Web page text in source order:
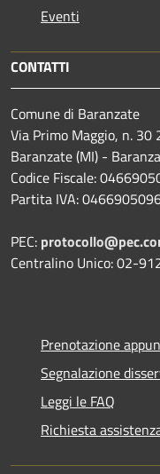
Eventi
CONTATTI
Comune di Baranzate
Via Primo Maggio, n.
Baranzate (MI) -
Codice Fiscale:
Partita IVA:
PEC:
Centralino Unico: 02-
Prenotazione
Segnalazione
Leggi le FAQ
Richiesta